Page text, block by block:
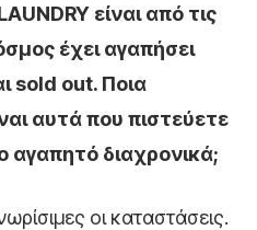
είναι από τις
έχει αγαπήσει
sold out. Ποια
αυτά που πιστεύετε
αγαπητό διαχρονικά;
οι καταστάσεις.